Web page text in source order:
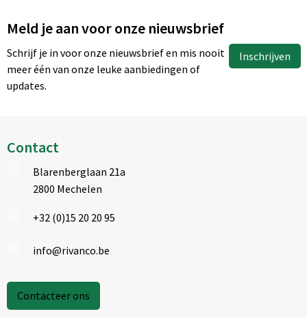
Meld je aan voor onze nieuwsbrief
Schrijf je in voor onze nieuwsbrief en mis nooit
meer één van onze leuke aanbiedingen of
updates.
Inschrijven
Contact
Blarenberglaan 21a
2800 Mechelen
+32 (0)15 20 20 95
info@rivanco.be
Contacteer ons